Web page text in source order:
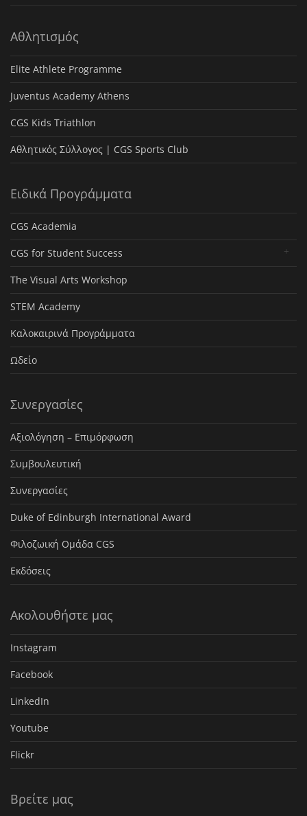
Αθλητισμός
Elite Athlete Programme
Juventus Academy Athens
CGS Kids Triathlon
Αθλητικός Σύλλογος | CGS Sports Club
Ειδικά Προγράμματα
CGS Academia
CGS for Student Success
The Visual Arts Workshop
STEM Academy
Καλοκαιρινά Προγράμματα
Ωδείο
Συνεργασίες
Αξιολόγηση – Επιμόρφωση
Συμβουλευτική
Συνεργασίες
Duke of Edinburgh International Award
Φιλοζωική Ομάδα CGS
Εκδόσεις
Ακολουθήστε μας
Instagram
Facebook
LinkedIn
Youtube
Flickr
Βρείτε μας